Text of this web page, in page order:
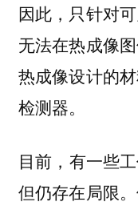
因此，只针对
无法在热成像
热成像设计的
检测器。
目前，有一些
但仍存在局限